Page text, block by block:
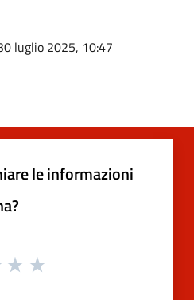
luglio 2025, 10:47
le informazioni